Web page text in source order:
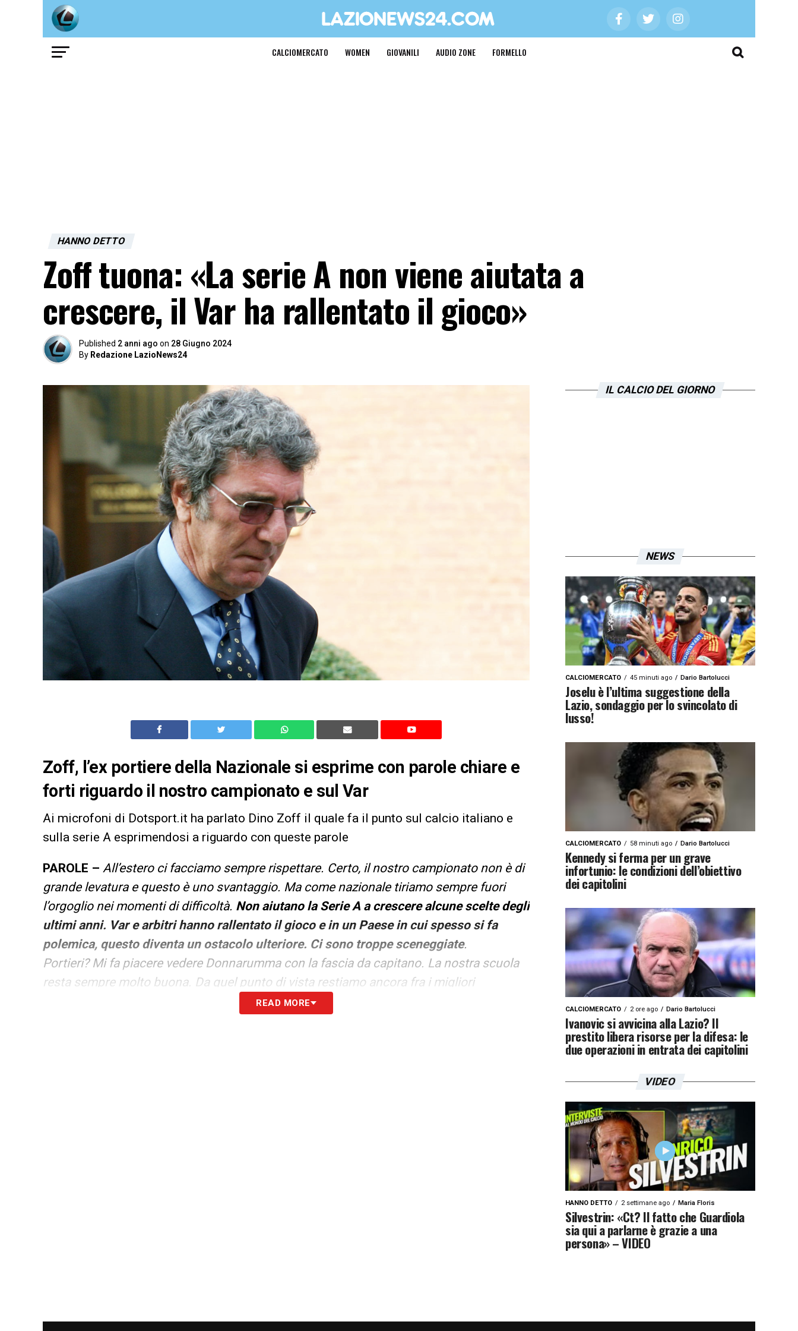
CALCIOMERCATO WOMEN GIOVANILI AUDIO ZONE FORMELLO
HANNO DETTO
Zoff tuona: «La serie A non viene aiutata a
crescere, il Var ha rallentato il gioco»
Published 2 anni ago on 28 Giugno 2024
By Redazione LazioNews24
Zoff, l’ex portiere della Nazionale si esprime con parole chiare e
forti riguardo il nostro campionato e sul Var
Ai microfoni di Dotsport.it ha parlato Dino Zoff il quale fa il punto sul calcio italiano e
sulla serie A esprimendosi a riguardo con queste parole
PAROLE – All’estero ci facciamo sempre rispettare. Certo, il nostro campionato non è di
grande levatura e questo è uno svantaggio. Ma come nazionale tiriamo sempre fuori
l’orgoglio nei momenti di difficoltà. Non aiutano la Serie A a crescere alcune scelte degli
ultimi anni. Var e arbitri hanno rallentato il gioco e in un Paese in cui spesso si fa
polemica, questo diventa un ostacolo ulteriore. Ci sono troppe sceneggiate.
Portieri? Mi fa piacere vedere Donnarumma con la fascia da capitano. La nostra scuola
resta sempre molto buona. Da quel punto di vista restiamo ancora fra i migliori
READ MORE
IL CALCIO DEL GIORNO
NEWS
CALCIOMERCATO 45 minuti ago Dario Bartolucci
Joselu è l’ultima suggestione della
Lazio, sondaggio per lo svincolato di
lusso!
CALCIOMERCATO 58 minuti ago Dario Bartolucci
Kennedy si ferma per un grave
infortunio: le condizioni dell’obiettivo
dei capitolini
CALCIOMERCATO 2 ore ago Dario Bartolucci
Ivanovic si avvicina alla Lazio? Il
prestito libera risorse per la difesa: le
due operazioni in entrata dei capitolini
VIDEO
HANNO DETTO 2 settimane ago Maria Floris
Silvestrin: «Ct? Il fatto che Guardiola
sia qui a parlarne è grazie a una
persona» – VIDEO